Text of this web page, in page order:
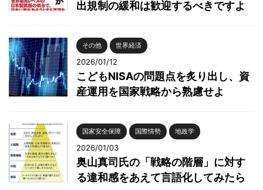
出規制の緩和は歓迎するべきですよ
その他 世界経済
2026/01/12
こどもNISAの問題点を炙り出し、資
産運用を国家戦略から熟慮せよ
国家安全保障 国際情勢 地政学
2026/01/03
奥山真司氏の「戦略の階層」に対す
る違和感をあえて言語化してみたら